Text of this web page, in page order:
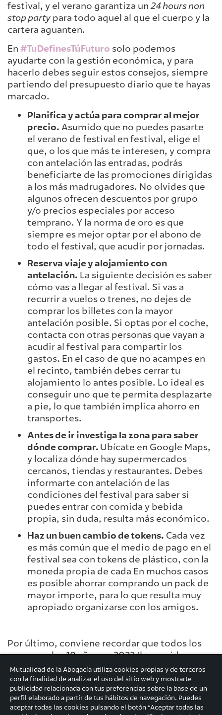
festival, y el verano garantiza un 24 hours non
stop party para todo aquel al que el cuerpo y la
cartera aguanten.
En #TuDefinesTúFuturo solo podemos
ayudarte con la gestión económica, y para
hacerlo debes seguir estos consejos, siempre
partiendo del presupuesto diario que te hayas
marcado.
Planifica y actúa para comprar al mejor
precio. Asumido que no puedes pasarte
el verano de festival en festival, elige el
que, o los que más te interesen, y compra
con antelación las entradas, podrás
beneficiarte de las promociones dirigidas
a los más madrugadores. No olvides que
algunos ofrecen descuentos por grupo
y/o precios especiales por acceso
temprano. Y la norma de oro es que
siempre es mejor optar por el abono de
todo el festival, que acudir por jornadas.
Reserva viaje y alojamiento con
antelación. La siguiente decisión es saber
cómo vas a llegar al festival. Si vas a
recurrir a vuelos o trenes, no dejes de
comprar los billetes con la mayor
antelación posible. Si optas por el coche,
contacta con otras personas que vayan a
acudir al festival para compartir los
gastos. En el caso de que no acampes en
el recinto, también debes cerrar tu
alojamiento lo antes posible. Lo ideal es
conseguir uno que te permita desplazarte
a pie, lo que también implica ahorro en
transportes.
Antes de ir investiga la zona para saber
dónde comprar. Ubícate en Google Maps,
y localiza dónde hay supermercados
cercanos, tiendas y restaurantes. Debes
informarte con antelación de las
condiciones del festival para saber si
puedes entrar con comida y bebida
propia, sin duda, resulta más económico.
Haz un buen cambio de tokens. Cada vez
es más común que el medio de pago en el
festival sea con tokens de plástico, con la
moneda propia de cada En muchos casos
es posible ahorrar comprando un pack de
mayor importe, para lo que resulta muy
apropiado organizarse con los amigos.
Por último, conviene recordar que todos los
que cumplan 18 años en 2022 (los nacidos en
2004) pueden beneficiarse de los 400 euros
del Bono Joven Cultural promovido por el
Gobierno. La medida cuenta con una partida
presupuestaria de 210 millones de euros y
Mutualidad de la Abogacía utiliza cookies propias y de terceros
con la finalidad de analizar el uso del sitio web y mostrarte
publicidad relacionada con tus preferencias sobre la base de un
perfil elaborado a partir de tus hábitos de navegación. Puedes
aceptar todas las cookies pulsando el botón “Aceptar todas las